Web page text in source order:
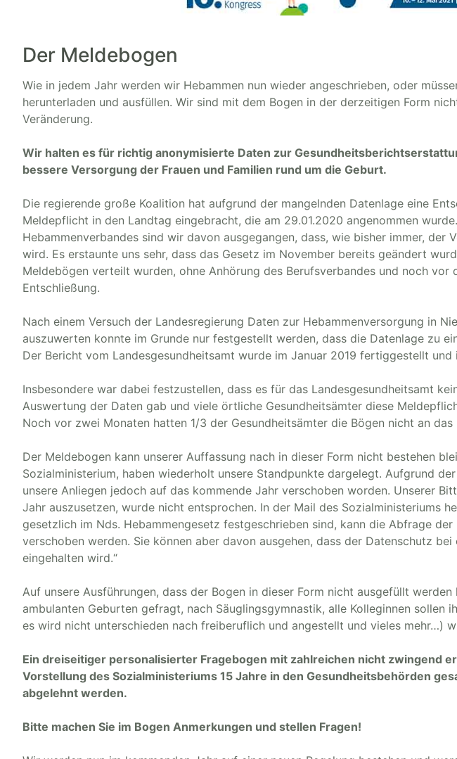
Der Meldebogen
Wie in jedem Jahr werden wir Hebammen nun wieder angeschrieben, oder
herunterladen und ausfüllen. Wir sind mit dem Bogen in der derzeitigen Form
Veränderung.
Wir halten es für richtig anonymisierte Daten zur
bessere Versorgung der Frauen und Familien rund um die Geburt.
Die regierende große Koalition hat aufgrund der mangelnden Datenlage eine
Meldepflicht in den Landtag eingebracht, die am 29.01.2020 angenommen
Hebammenverbandes sind wir davon ausgegangen, dass, wie bisher immer, der
wird. Es erstaunte uns sehr, dass das Gesetz im November bereits geändert
Meldebögen verteilt wurden, ohne Anhörung des Berufsverbandes und noch vor
Entschließung.
Nach einem Versuch der Landesregierung Daten zur Hebammenversorgung in
auszuwerten konnte im Grunde nur festgestellt werden, dass die Datenlage zu
Der Bericht vom Landesgesundheitsamt wurde im Januar 2019 fertiggestellt und
Insbesondere war dabei festzustellen, dass es für das Landesgesundheitsamt
Auswertung der Daten gab und viele örtliche Gesundheitsämter diese
Noch vor zwei Monaten hatten 1/3 der Gesundheitsämter die Bögen nicht an
Der Meldebogen kann unserer Auffassung nach in dieser Form nicht bestehen
Sozialministerium, haben wiederholt unsere Standpunkte dargelegt. Aufgrund
unsere Anliegen jedoch auf das kommende Jahr verschoben worden. Unserer
Jahr auszusetzen, wurde nicht entsprochen. In der Mail des Sozialministeriums
gesetzlich im Nds. Hebammengesetz festgeschrieben sind, kann die Abfrage
verschoben werden. Sie können aber davon ausgehen, dass der Datenschutz
eingehalten wird.“
Auf unsere Ausführungen, dass der Bogen in dieser Form nicht ausgefüllt
ambulanten Geburten gefragt, nach Säuglingsgymnastik, alle Kolleginnen sollen
es wird nicht unterschieden nach freiberuflich und angestellt und vieles mehr…)
Ein dreiseitiger personalisierter Fragebogen mit zahlreichen nicht zwingend
Vorstellung des Sozialministeriums 15 Jahre in den Gesundheitsbehörden
abgelehnt werden.
Bitte machen Sie im Bogen Anmerkungen und stellen Fragen!